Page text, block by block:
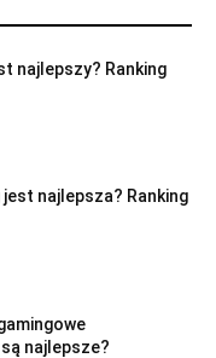
najlepszy? Ranking
najlepsza? Ranking
najlepsze?